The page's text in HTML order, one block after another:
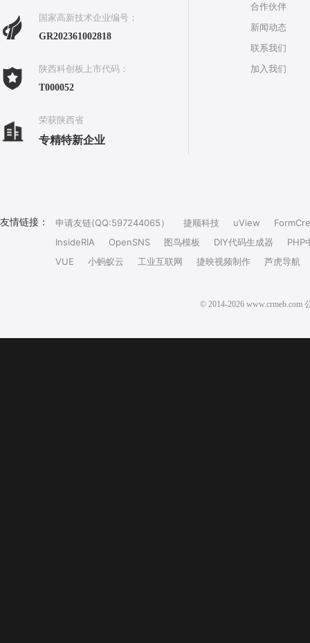
国家高新技术企业编号：
GR202361002818
陕西科创板上市代码：
T000052
荣获陕西省
专精特新企业
合作伙伴
新闻动态
联系我们
加入我们
友情链接： 申请友链(QQ:597244065） 捷顺科技 uView
InsideRIA
OpenSNS 图鸟模板 DIY代码生成器
PHP
VUE
小蚂蚁云 工业互联网 捷映视频制作 芦虎导航
© 2014-2026